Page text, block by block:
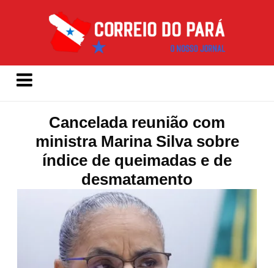
Cancelada reunião com
ministra Marina Silva sobre
índice de queimadas e de
desmatamento